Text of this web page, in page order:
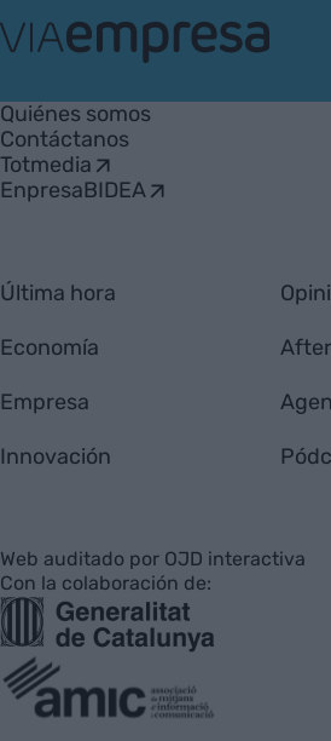
Empresa
Quiénes somos
Contáctanos
Totmedia
EnpresaBIDEA
Última hora
Economía
Empresa
Innovación
Web auditado por OJD interactiva
Con la colaboración de: